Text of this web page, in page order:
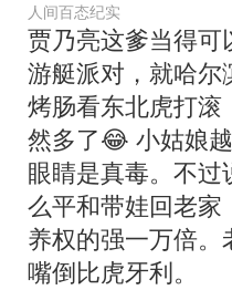
人间百态纪实
贾乃亮这爹当得
游艇派对，就哈尔
烤肠看东北虎打滚
然多了😂 小姑娘
眼睛是真毒。不
么平和带娃回老
养权的强一万倍。
嘴倒比虎牙利。